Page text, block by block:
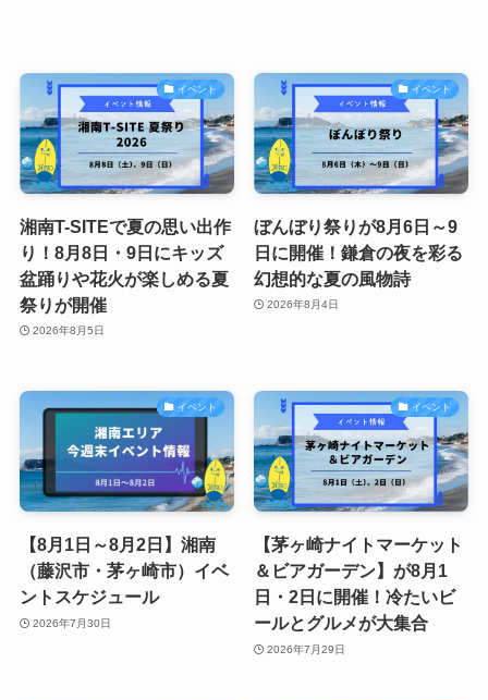
イベント
湘南T-SITEで夏の思い出作
り！8月8日・9日にキッズ
盆踊りや花火が楽しめる夏
祭りが開催
2026年8月5日
イベント
ぼんぼり祭りが8月6日～9
日に開催！鎌倉の夜を彩る
幻想的な夏の風物詩
2026年8月4日
イベント
【8月1日～8月2日】湘南
（藤沢市・茅ヶ崎市）イベ
ントスケジュール
2026年7月30日
イベント
【茅ヶ崎ナイトマーケット
＆ビアガーデン】が8月1
日・2日に開催！冷たいビ
ールとグルメが大集合
2026年7月29日